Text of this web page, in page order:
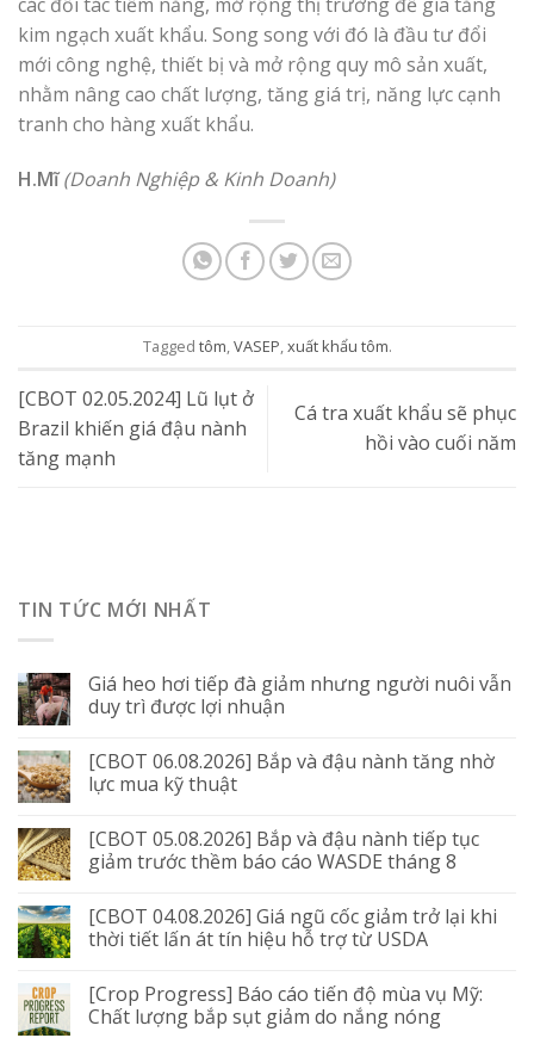
kim ngạch xuất khẩu. Song song với đó là đầu tư đổi
mới công nghệ, thiết bị và mở rộng quy mô sản xuất,
nhằm nâng cao chất lượng, tăng giá trị, năng lực cạnh
tranh cho hàng xuất khẩu.
H.Mĩ(Doanh Nghiệp & Kinh Doanh)
Tagged tôm,VASEP,xuất khẩu tôm.
[CBOT 02.05.2024] Lũ lụt ở
Brazil khiến giá đậu nành
tăng mạnh
Cá tra xuất khẩu sẽ phục
hồi vào cuối năm
TIN TỨC MỚI NHẤT
Giá heo hơi tiếp đà giảm nhưng người nuôi vẫn
duy trì được lợi nhuận
[CBOT 06.08.2026] Bắp và đậu nành tăng nhờ
lực mua kỹ thuật
[CBOT 05.08.2026] Bắp và đậu nành tiếp tục
giảm trước thềm báo cáo WASDE tháng 8
[CBOT 04.08.2026] Giá ngũ cốc giảm trở lại khi
thời tiết lấn át tín hiệu hỗ trợ từ USDA
[Crop Progress] Báo cáo tiến độ mùa vụ Mỹ:
Chất lượng bắp sụt giảm do nắng nóng